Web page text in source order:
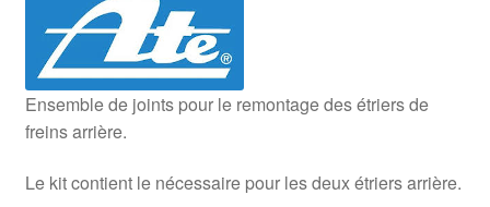
Ensemble de joints pour le remontage des étriers de
freins arrière.
Le kit contient le nécessaire pour les deux étriers arrière.